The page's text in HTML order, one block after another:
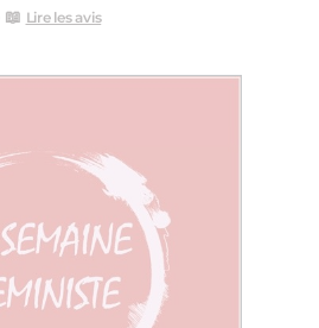
📖 Lire les avis